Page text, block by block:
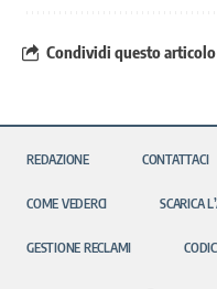
Condividi questo articolo
REDAZIONE CONTATTACI
COME VEDERCI SCARICA
GESTIONE RECLAMI